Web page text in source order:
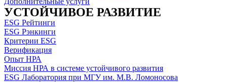
УСТОЙЧИВОЕ РАЗВИТИЕ
ESG Рейтинги
ESG Рэнкинги
Критерии ESG
Верификация
Опыт НРА
Миссия НРА в системе устойчивого развития
ESG Лаборатория при МГУ им. М.В. Ломоносова